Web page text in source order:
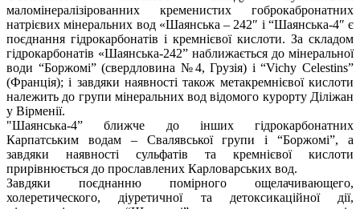
маломінералізірованних кременистих гоброкабронатних
натрієвих мінеральних вод «Шаянська – 242″ і “Шаянська-4″ є
поєднання гідрокарбонатів і кремнієвої кислоти. За складом
гідрокарбонатів «Шаянська-242” наближається до мінеральної
води “Боржомі” (свердловина №4, Грузія) і “Viсhy Celestins”
(Франція); і завдяки наявності також метакремнієвої кислоти
належить до групи мінеральних вод відомого курорту Діліжан
у Вірменії.
"Шаянська-4” ближче до інших гідрокарбонатних
Карпатським водам – ​​Свалявської групи і “Боржомі”, а
завдяки наявності сульфатів та кремнієвої кислоти
прирівнюється до прославлених Карловарських вод.
Завдяки поєднанню помірного ощелачивающего,
холеретического, діуретичної та детоксикаційної дії,